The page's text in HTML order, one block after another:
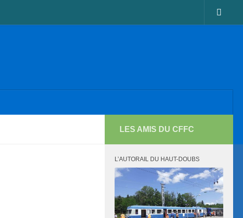
LES AMIS DU CFFC
L’AUTORAIL DU HAUT-DOUBS